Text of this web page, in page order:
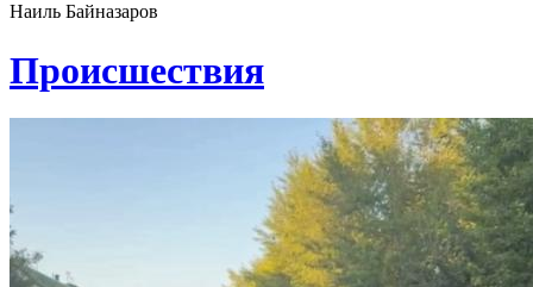
Наиль Байназаров
Проиcшествия